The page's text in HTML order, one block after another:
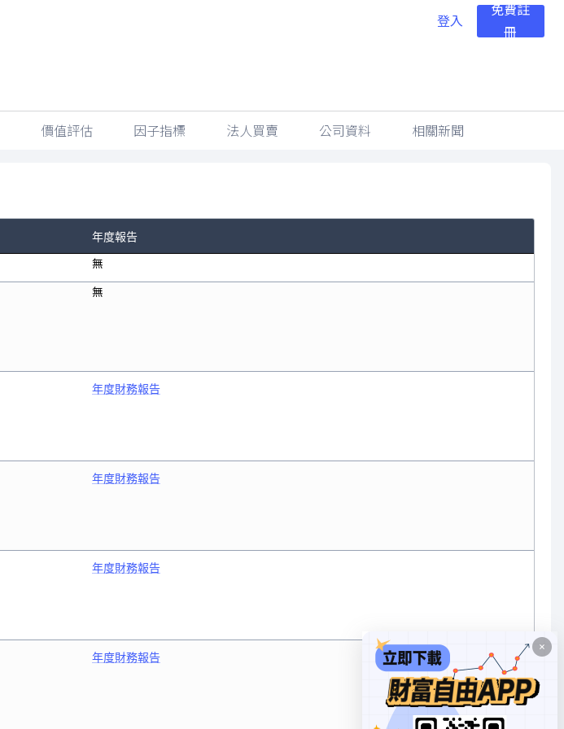
登入
免費註
冊
價值評估 因子指標 法人買賣 公司資料 相關新聞
年度報告
無
無
年度財務報告
年度財務報告
年度財務報告
年度財務報告